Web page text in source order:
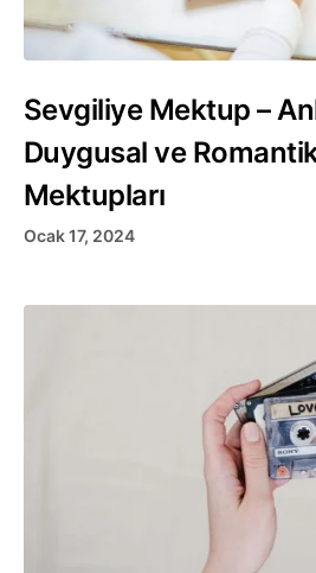
Sevgiliye Mektup –
Duygusal ve
Mektupları
Ocak 17, 2024